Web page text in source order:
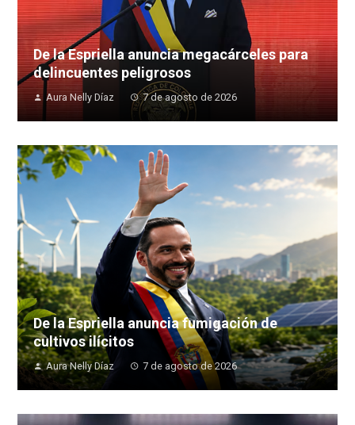
De la Espriella anuncia megacárceles para
delincuentes peligrosos
Aura Nelly Díaz 7 de agosto de 2026
De la Espriella anuncia fumigación de
cultivos ilícitos
Aura Nelly Díaz 7 de agosto de 2026